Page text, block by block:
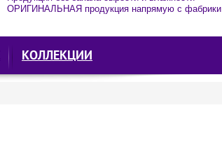
ОРИГИНАЛЬНАЯ продукция напрямую с фабрики
КОЛЛЕКЦИИ